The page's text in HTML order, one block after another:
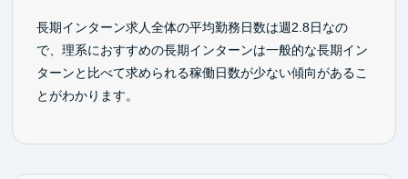
長期インターン求人全体の平均勤務日数は週2.8日なの
で、理系におすすめの長期インターンは一般的な長期イン
ターンと比べて求められる稼働日数が少ない傾向があるこ
とがわかります。